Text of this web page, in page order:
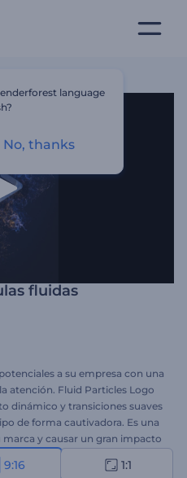
fluidas
a su empresa con una
atención. Fluid Particles Logo
dinámico y transiciones suaves
de forma cautivadora. Es una
y causar un gran impacto
subir su logotipo, escribir su
obtener una introducción de
9:16 1:1
language
No, thanks